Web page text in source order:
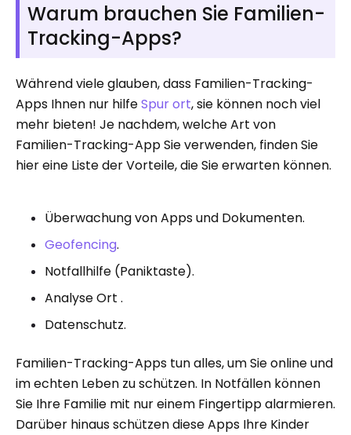
Warum brauchen Sie Familien-
Tracking-Apps?
Während viele glauben, dass Familien-Tracking-
Apps Ihnen nur hilfeSpur ort, sie können noch viel
mehr bieten! Je nachdem, welche Art von
Familien-Tracking-App Sie verwenden, finden Sie
hier eine Liste der Vorteile, die Sie erwarten können.
Überwachung von Apps und Dokumenten.
Geofencing.
Notfallhilfe (Paniktaste).
Analyse Ort .
Datenschutz.
Familien-Tracking-Apps tun alles, um Sie online und
im echten Leben zu schützen. In Notfällen können
Sie Ihre Familie mit nur einem Fingertipp alarmieren.
Darüber hinaus schützen diese Apps Ihre Kinder